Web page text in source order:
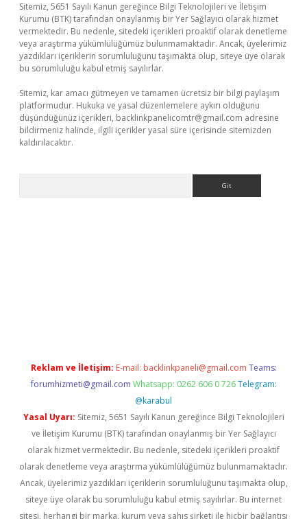
Sitemiz, 5651 Sayılı Kanun gereğince Bilgi Teknolojileri ve İletişim
Kurumu (BTK) tarafından onaylanmış bir Yer Sağlayıcı olarak hizmet
vermektedir. Bu nedenle, sitedeki içerikleri proaktif olarak denetleme
veya araştırma yükümlülüğümüz bulunmamaktadır. Ancak, üyelerimiz
yazdıkları içeriklerin sorumluluğunu taşımakta olup, siteye üye olarak
bu sorumluluğu kabul etmiş sayılırlar.
Sitemiz, kar amacı gütmeyen ve tamamen ücretsiz bir bilgi paylaşım
platformudur. Hukuka ve yasal düzenlemelere aykırı olduğunu
düşündüğünüz içerikleri, backlinkpanelicomtr@gmail.com adresine
bildirmeniz halinde, ilgili içerikler yasal süre içerisinde sitemizden
kaldırılacaktır.
Reklam ve İletişim: E-mail: backlinkpaneli@gmail.com Teams:
forumhizmeti@gmail.com Whatsapp: 0262 606 0 726 Telegram:
@karabul
Yasal Uyarı: Sitemiz, 5651 Sayılı Kanun gereğince Bilgi Teknolojileri
ve İletişim Kurumu (BTK) tarafından onaylanmış bir Yer Sağlayıcı
olarak hizmet vermektedir. Bu nedenle, sitedeki içerikleri proaktif
olarak denetleme veya araştırma yükümlülüğümüz bulunmamaktadır.
Ancak, üyelerimiz yazdıkları içeriklerin sorumluluğunu taşımakta olup,
siteye üye olarak bu sorumluluğu kabul etmiş sayılırlar. Bu internet
sitesi, herhangi bir marka, kurum veya şahıs şirketi ile hiçbir bağlantısı